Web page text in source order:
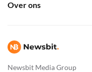
Newsbit Media Group
Over ons